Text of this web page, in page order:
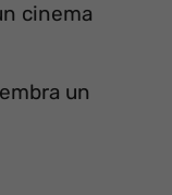
cinema
un